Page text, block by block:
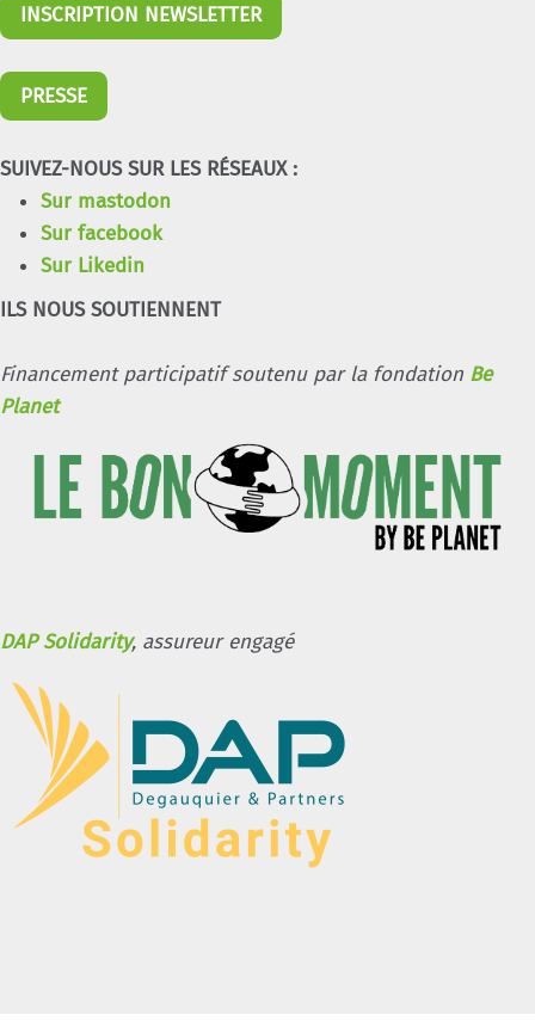
INSCRIPTION NEWSLETTER
PRESSE
SUIVEZ-NOUS SUR LES RÉSEAUX :
Sur mastodon
Sur facebook
Sur Likedin
ILS NOUS SOUTIENNENT
Financement participatif soutenu par la fondation Be
Planet
DAP Solidarity, assureur engagé